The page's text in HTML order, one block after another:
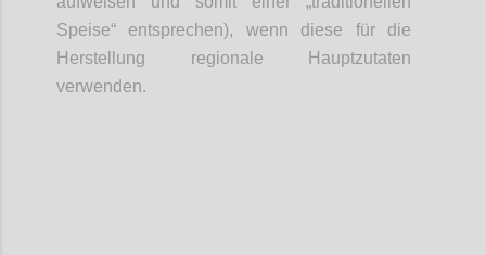
Speise“ entsprechen), wenn diese für die
Herstellung regionale Hauptzutaten
verwenden.